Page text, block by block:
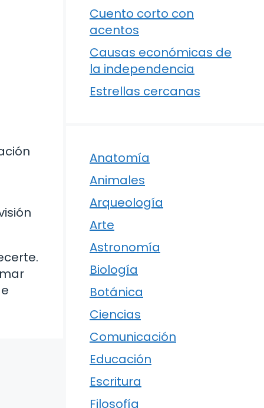
Cuento corto con
acentos
Causas económicas de
la independencia
Estrellas cercanas
Anatomía
Animales
Arqueología
Arte
Astronomía
Biología
Botánica
Ciencias
Comunicación
Educación
Escritura
Filosofía